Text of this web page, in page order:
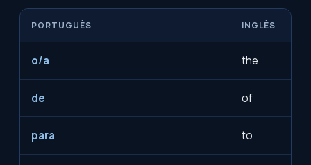
PORTUGUÊS INGLÊS
o/a the
de of
para to